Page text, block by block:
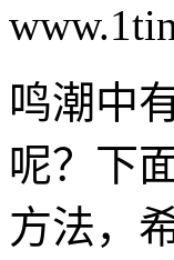
鸣潮中
呢？下
方法，